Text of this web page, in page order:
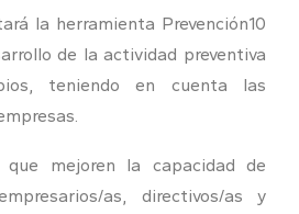
la herramienta Prevención10
de la actividad preventiva
teniendo en cuenta las
que mejoren la capacidad de
as, directivos/as y